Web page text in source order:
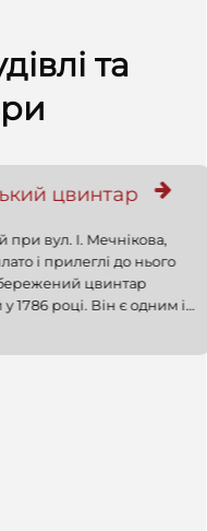
та
цвинтар
вул. І. Мечнікова,
і прилеглі до нього
цвинтар
1786 році. Він є одним із